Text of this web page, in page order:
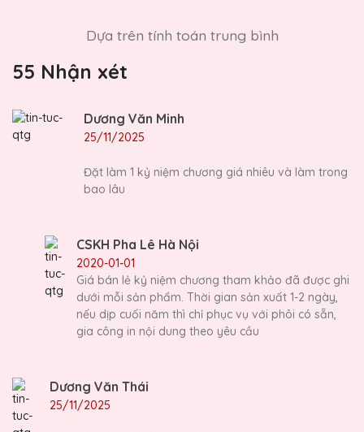
Dựa trên tính toán trung bình
55 Nhận xét
Dương Văn Minh
25/11/2025
Đặt làm 1 kỷ niệm chương giá nhiêu và làm trong
bao lâu
CSKH Pha Lê Hà Nội
2020-01-01
Giá bán lẻ kỷ niệm chương tham khảo đã được ghi
dưới mỗi sản phẩm. Thời gian sản xuất 1-2 ngày,
nếu dịp cuối năm thì chỉ phục vụ với phôi có sẵn,
gia công in nội dung theo yêu cầu
Dương Văn Thái
25/11/2025